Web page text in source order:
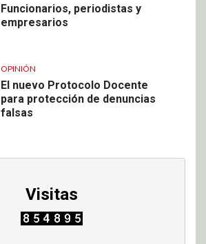
Funcionarios, periodistas y
empresarios
OPINIÓN
El nuevo Protocolo Docente
para protección de denuncias
falsas
Visitas